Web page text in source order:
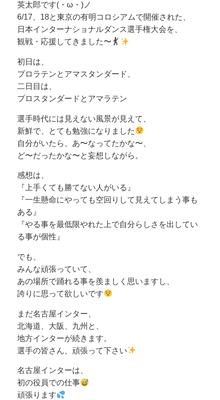
英太郎です(・ω・)ノ
6/17、18と東京の有明コロシアムで開催された、
日本インターナショナルダンス選手権大会を、
観戦・応援してきました〜
初日は、
プロラテンとアマスタンダード、
二日目は、
プロスタンダードとアマラテン
選手時代には見えない風景が見えて、
新鮮で、とても勉強になりました
自分がいたら、あ〜なってたかな〜、
ど〜だったかな〜と妄想しながら。
感想は、
『上手くても勝てない人がいる』
『一生懸命にやっても空回りして見えてしまう事も
ある』
『やる事を最低限やれた上で自分らしさを出してい
る事が個性』
でも、
みんな頑張っていて、
あの場所で踊れる事を羨ましく思いますし、
誇りに思って欲しいです
まだ名古屋インター、
北海道、大阪、九州と、
地方インターが続きます。
選手の皆さん、頑張って下さい
名古屋インターは、
初の役員での仕事
頑張ります